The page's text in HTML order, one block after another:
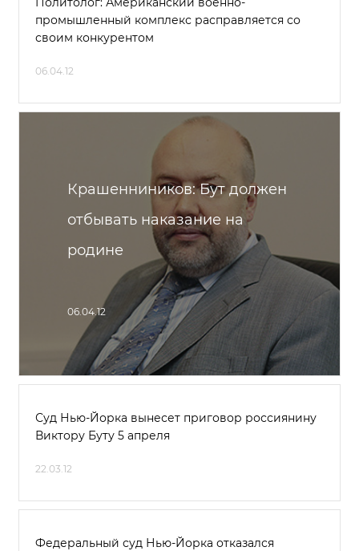
промышленный комплекс расправляется со
своим конкурентом
06.04.12
Крашенниников: Бут должен
отбывать наказание на
родине
06.04.12
Суд Нью-Йорка вынесет приговор россиянину
Виктору Буту 5 апреля
22.03.12
Федеральный суд Нью-Йорка отказался